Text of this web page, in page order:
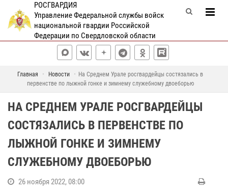
РОСГВАРДИЯ
Управление Федеральной службы войск
национальной гвардии Российской
Федерации по Свердловской области
Главная Новости
На Среднем Урале росгвардейцы состязались в
первенстве по лыжной гонке и зимнему служебному двоеборью
НА СРЕДНЕМ УРАЛЕ РОСГВАРДЕЙЦЫ
СОСТЯЗАЛИСЬ В ПЕРВЕНСТВЕ ПО
ЛЫЖНОЙ ГОНКЕ И ЗИМНЕМУ
СЛУЖЕБНОМУ ДВОЕБОРЬЮ
26 ноября 2022, 08:00